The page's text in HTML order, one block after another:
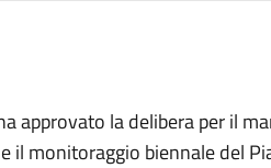
approvato la delibera per il
il monitoraggio biennale del